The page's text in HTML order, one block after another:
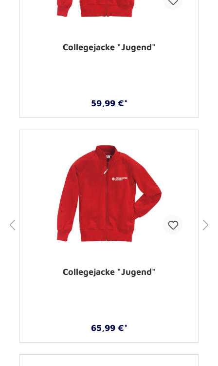
Collegejacke "Jugend"
59,99 €*
Collegejacke "Jugend"
65,99 €*